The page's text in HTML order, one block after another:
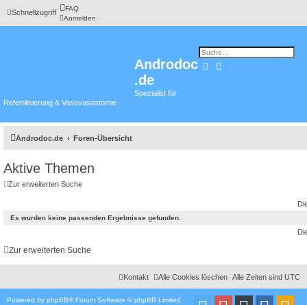
Schnellzugriff
FAQ
Anmelden
Androdoc
.de
Spezialist für
Refertilisierung & Vasovasostomie
SucheErweiterte Suche
Androdoc.de Foren-Übersicht
Aktive Themen
Zur erweiterten Suche
Es wurden keine passenden Ergebnisse gefunden.
Zur erweiterten Suche
Alle Zeiten sind UTC
Alle Cookies löschen
Kontakt
Powered by phpBB® Forum Software © phpBB Limited